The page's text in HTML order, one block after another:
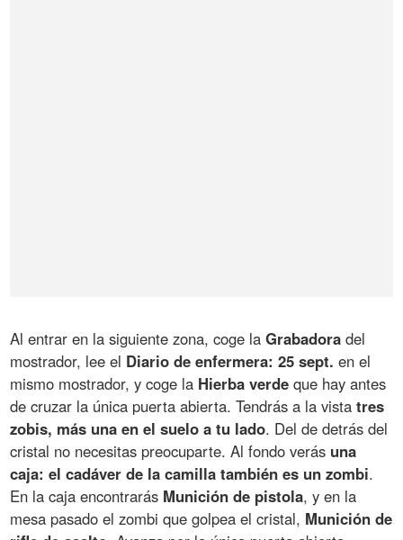
Al entrar en la siguiente zona, coge laGrabadora del
mostrador, lee el Diario de enfermera: 25 sept. en el
mismo mostrador, y coge la Hierba verde que hay antes
de cruzar la única puerta abierta. Tendrás a la vistatres
zobis, más una en el suelo a tu lado. Del de detrás del
cristal no necesitas preocuparte. Al fondo verás una
caja: el cadáver de la camilla también es un zombi.
En la caja encontrarás Munición de pistola, y en la
mesa pasado el zombi que golpea el cristal, Munición de